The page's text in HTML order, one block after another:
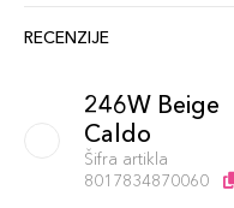
RECENZIJE
246W Beige
Caldo
Šifra artikla
8017834870060